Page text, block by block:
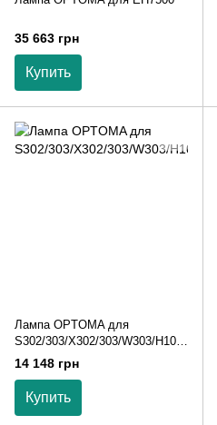
35 663 грн
Купить
Лампа OPTOMA для
S302/303/X302/303/W303/H100/
DS330/DX330/DS328/DX328
14 148 грн
Купить